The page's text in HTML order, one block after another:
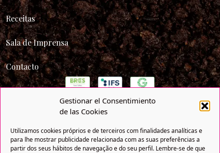
Gestionar el Consentimiento
de las Cookies
Utilizamos cookies próprios e de terceiros com finalidades analíticas e
para lhe mostrar publicidade relacionada com as suas preferências a
partir dos seus hábitos de navegação e do seu perfil. Lembre-se de que
Receitas
Sala de Imprensa
Contacto